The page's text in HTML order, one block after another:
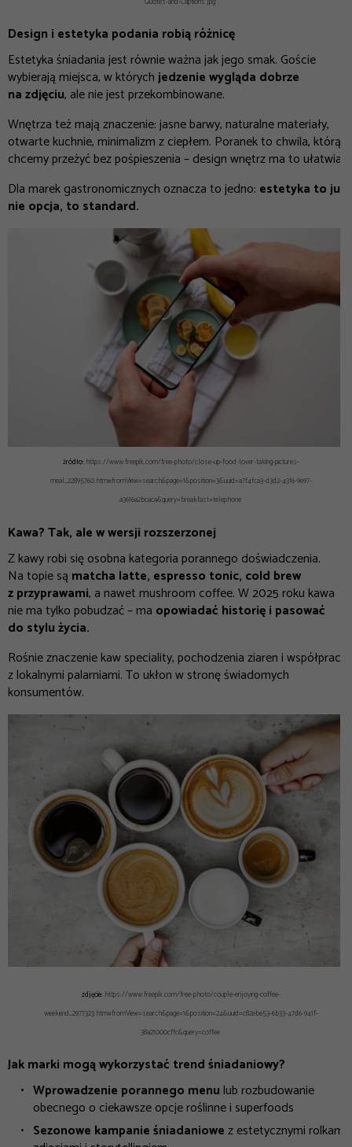
Design i estetyka podania robią różnicę
Estetyka śniadania jest równie ważna jak jego smak. Goście
wybierają miejsca, w którychjedzenie wygląda dobrze
na zdjęciu, ale nie jest przekombinowane.
Wnętrza też mają znaczenie: jasne barwy, naturalne materiały,
otwarte kuchnie, minimalizm z ciepłem. Poranek to chwila, którą
chcemy przeżyć bez pośpieszenia – design wnętrz ma to ułatwiać.
Dla marek gastronomicznych oznacza to jedno: estetyka to już
nie opcja, to standard.
źródło: https://www.freepik.com/free-photo/close-up-food-lover-taking-pictures-
meal_22895760.htm#fromView=search&page=1&position=3&uuid=a7f4fca3-d3d2-43f6-9e97-
a3616a2bcaca&query=breakfast+telephone
Kawa? Tak, ale w wersji rozszerzonej
Z kawy robi się osobna kategoria porannego doświadczenia.
Na topie sąmatcha latte, espresso tonic, cold brew
z przyprawami, a nawet mushroom coffee. W 2025 roku kawa
nie ma tylko pobudzać – ma opowiadać historię i pasować
do stylu życia.
Rośnie znaczenie kaw speciality, pochodzenia ziaren i współpracy
z lokalnymi palarniami. To ukłon w stronę świadomych
konsumentów.
zdjęcie: https://www.freepik.com/free-photo/couple-enjoying-coffee-
weekend_2977323.htm#fromView=search&page=1&position=24&uuid=c82ebe53-6b33-47d6-941f-
38a21000cffc&query=coffee
Jak marki mogą wykorzystać trend śniadaniowy?
Wprowadzenie porannego menulub rozbudowanie
obecnego o ciekawsze opcje roślinne i superfoods
Sezonowe kampanie śniadaniowez estetycznymi rolkami,